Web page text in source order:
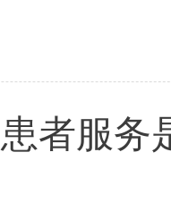
者服务